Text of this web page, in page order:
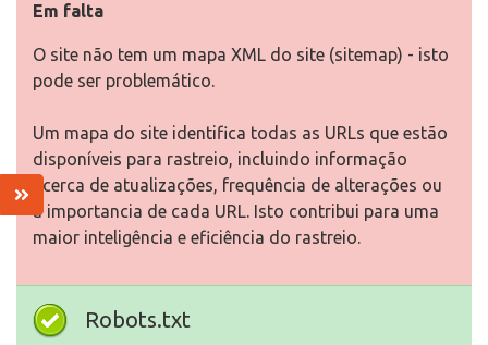
Em falta
O site não tem um mapa XML do site (sitemap) - isto
pode ser problemático.
Um mapa do site identifica todas as URLs que estão
disponíveis para rastreio, incluindo informação
acerca de atualizações, frequência de alterações ou
a importancia de cada URL. Isto contribui para uma
maior inteligência e eficiência do rastreio.
Robots.txt